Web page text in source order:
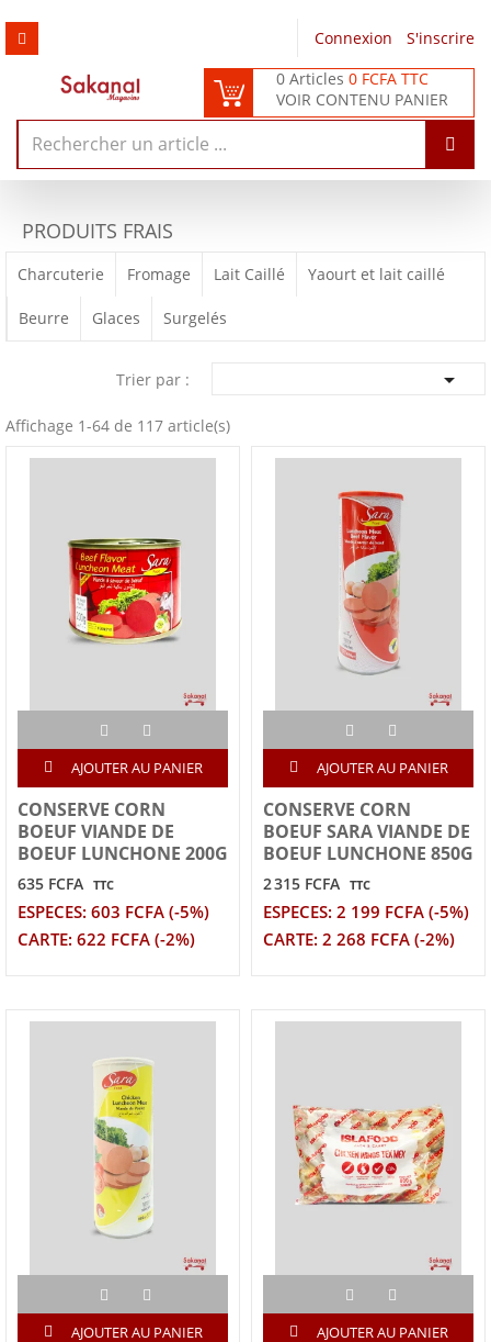
Connexion
S'inscrire
0 Articles0 FCFA TTC
VOIR CONTENU PANIER
PRODUITS FRAIS
Charcuterie Fromage Lait Caillé Yaourt et lait caillé
Beurre Glaces Surgelés
Trier par : 
Affichage 1-64 de 117 article(s)
AJOUTER AU PANIER
CONSERVE CORN
BOEUF VIANDE DE
BOEUF LUNCHONE 200G
635 FCFA TTC
ESPECES: 603 FCFA (-5%)
CARTE: 622 FCFA (-2%)
AJOUTER AU PANIER
CONSERVE CORN
BOEUF SARA VIANDE DE
BOEUF LUNCHONE 850G
2 315 FCFA TTC
ESPECES: 2 199 FCFA (-5%)
CARTE: 2 268 FCFA (-2%)
AJOUTER AU PANIER AJOUTER AU PANIER